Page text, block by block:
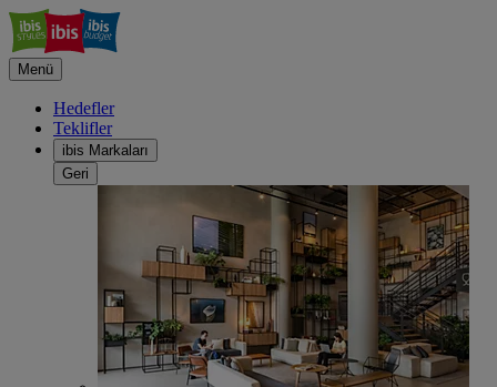
Menü
Hedefler
Teklifler
ibis Markaları
Geri